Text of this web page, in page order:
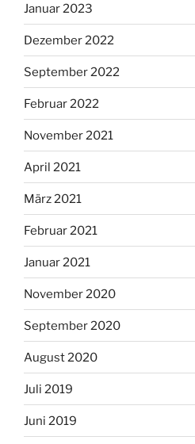
Januar 2023
Dezember 2022
September 2022
Februar 2022
November 2021
April 2021
März 2021
Februar 2021
Januar 2021
November 2020
September 2020
August 2020
Juli 2019
Juni 2019